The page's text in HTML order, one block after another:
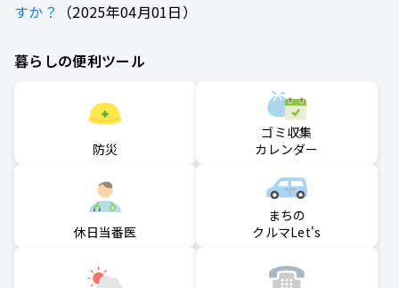
すか？
2025年04月01日
暮らしの便利ツール
防災
ゴミ収集
カレンダー
休日当番医
まちの
クルマLet's